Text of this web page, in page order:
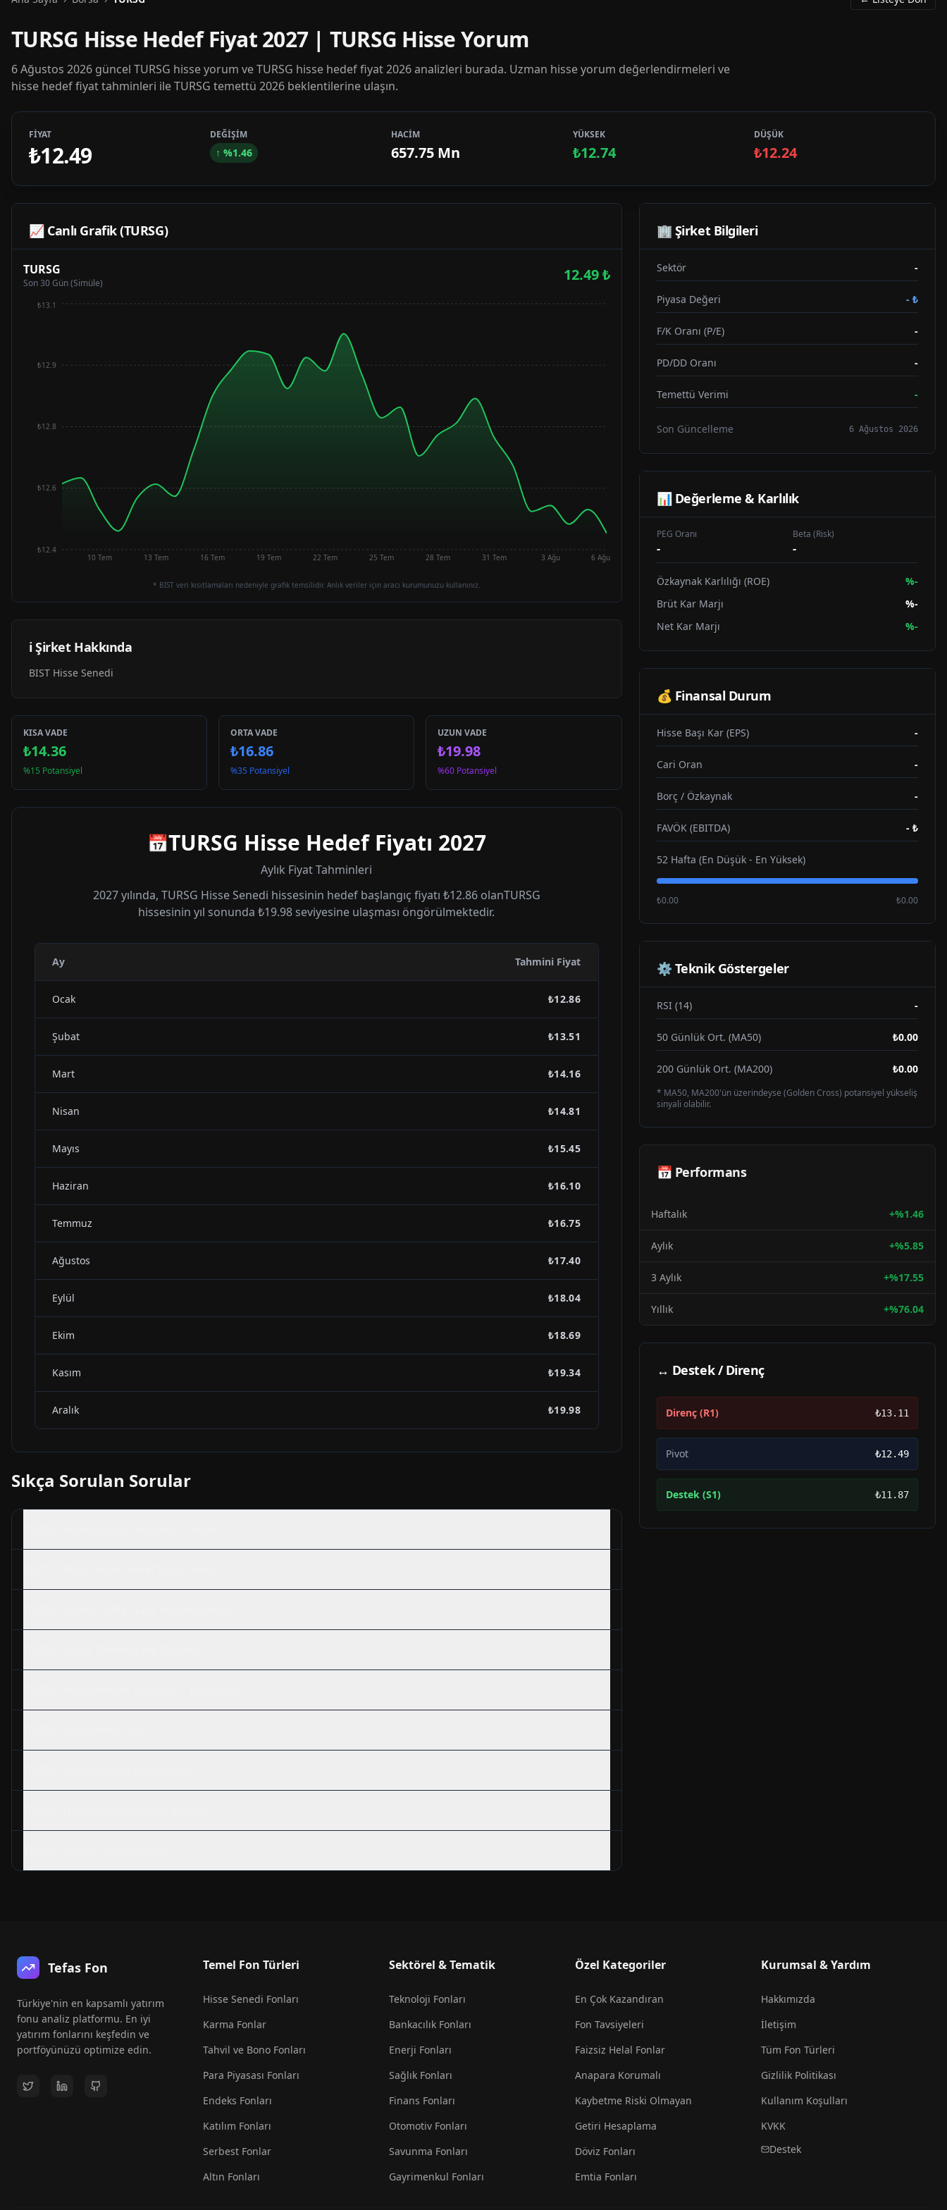
TURSG Hisse Hedef Fiyat 2027 | TURSG Hisse Yorum
6 Ağustos 2026 güncel TURSG hisse yorum ve TURSG hisse hedef fiyat 2026 analizleri burada. Uzman hisse yorum değerlendirmeleri ve
hisse hedef fiyat tahminleri ile TURSG temettü 2026 beklentilerine ulaşın.
FİYAT
₺12.49
DEĞİŞİM
↑ %1.46
HACİM
657.75 Mn
YÜKSEK
₺12.74
DÜŞÜK
₺12.24
📈 Canlı Grafik (TURSG)
TURSG
Son 30 Gün (Simüle) 12.49₺
10 Tem 13 Tem 16 Tem 19 Tem 22 Tem 25 Tem 28 Tem 31 Tem 3 Ağu 6 Ağu
₺12.4
₺12.6
₺12.8
₺12.9
₺13.1
* BIST veri kısıtlamaları nedeniyle grafik temsilidir. Anlık veriler için aracı kurumunuzu kullanınız.
ℹ️ Şirket Hakkında
BIST Hisse Senedi
KISA VADE
₺14.36
%15 Potansiyel
ORTA VADE
₺16.86
%35 Potansiyel
UZUN VADE
₺19.98
%60 Potansiyel
📅TURSG Hisse Hedef Fiyatı 2027
Aylık Fiyat Tahminleri
2027yılında, TURSG Hisse Senedi hissesinin hedef başlangıç fiyatı ₺12.86olanTURSG
hissesinin yıl sonunda₺19.98 seviyesine ulaşması öngörülmektedir.
Ay Tahmini Fiyat
Ocak ₺12.86
Şubat ₺13.51
Mart ₺14.16
Nisan ₺14.81
Mayıs ₺15.45
Haziran ₺16.10
Temmuz ₺16.75
Ağustos ₺17.40
Eylül ₺18.04
Ekim ₺18.69
Kasım ₺19.34
Aralık ₺19.98
Sıkça Sorulan Sorular
🏢 Şirket Bilgileri
Sektör -
Piyasa Değeri - ₺
F/K Oranı (P/E) -
PD/DD Oranı -
Temettü Verimi -
Son Güncelleme 6 Ağustos 2026
📊 Değerleme & Karlılık
PEG Oranı
-
Beta (Risk)
-
Özkaynak Karlılığı (ROE) %-
Brüt Kar Marjı
%-
Net Kar Marjı
%-
💰 Finansal Durum
Hisse Başı Kar (EPS) -
Cari Oran -
Borç / Özkaynak -
FAVÖK (EBITDA) - ₺
52 Hafta (En Düşük - En Yüksek)
₺0.00 ₺0.00
⚙️ Teknik Göstergeler
RSI (14) -
50 Günlük Ort. (MA50) ₺0.00
200 Günlük Ort. (MA200) ₺0.00
* MA50, MA200'ün üzerindeyse (Golden Cross) potansiyel yükseliş
sinyali olabilir.
📅 Performans
Haftalık +%1.46
Aylık +%5.85
3 Aylık +%17.55
Yıllık +%76.04
↔ Destek / Direnç
Direnç (R1) ₺13.11
Pivot ₺12.49
Destek (S1) ₺11.87
Tefas Fon
Türkiye'nin en kapsamlı yatırım
fonu analiz platformu. En iyi
yatırım fonlarını keşfedin ve
portföyünüzü optimize edin.
Temel Fon Türleri
Hisse Senedi Fonları
Karma Fonlar
Tahvil ve Bono Fonları
Para Piyasası Fonları
Endeks Fonları
Katılım Fonları
Serbest Fonlar
Altın Fonları
Sektörel & Tematik
Teknoloji Fonları
Bankacılık Fonları
Enerji Fonları
Sağlık Fonları
Finans Fonları
Otomotiv Fonları
Savunma Fonları
Gayrimenkul Fonları
Özel Kategoriler
En Çok Kazandıran
Fon Tavsiyeleri
Faizsiz Helal Fonlar
Anapara Korumalı
Kaybetme Riski Olmayan
Getiri Hesaplama
Döviz Fonları
Emtia Fonları
Kurumsal & Yardım
Hakkımızda
İletişim
Tüm Fon Türleri
Gizlilik Politikası
Kullanım Koşulları
KVKK
Destek